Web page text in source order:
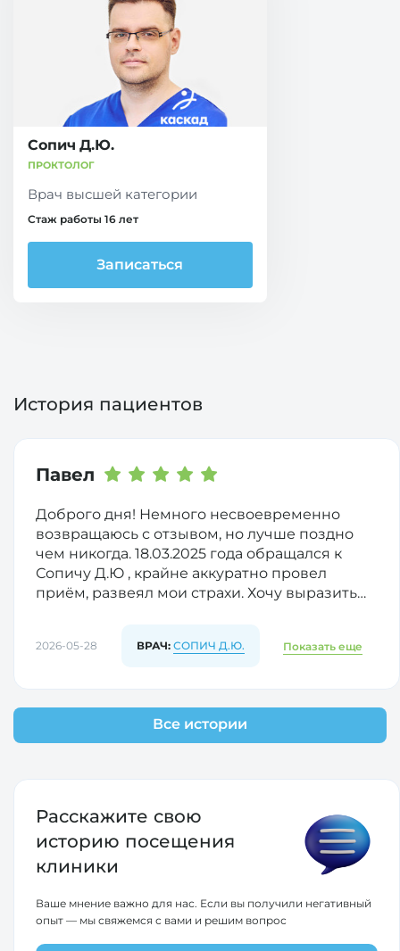
Сопич Д.Ю.
ПРОКТОЛОГ
Врач высшей категории
Стаж работы 16 лет
Записаться
История пациентов
Все истории
Павел
Доброго дня! Немного несвоевременно
возвращаюсь с отзывом, но лучше поздно
чем никогда. 18.03.2025 года обращался к
Сопичу Д.Ю , крайне аккуратно провел
приём, развеял мои страхи. Хочу выразить
потеряны данные ассистентки, если есть
передать благодарность - буду благодарен).
Руководству клиники прошу обратить
внимание на профессионализм врача и
2026-05-28 ВРАЧ: СОПИЧ Д.Ю. Показать еще
Расскажите свою
историю посещения
клиники
Ваше мнение важно для нас. Если вы получили негативный
опыт — мы свяжемся с вами и решим вопрос